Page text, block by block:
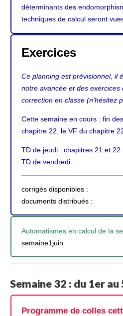
déterminants des
techniques de calcul seront
Exercices
Ce planning est prévisionnel, il
notre avancée et des
correction en classe (n’hésitez
Cette semaine en cours : fin
chapitre 22, le VF du chapitre
TD de jeudi : chapitres 21 et 22
TD de vendredi :
corrigés disponibles :
documents distribués :
Automatismes en calcul de la
semaine1juin
Semaine 32 : du 1er au
Programme de colles